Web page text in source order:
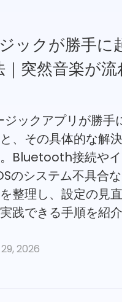
ックが勝手に
突然音楽が
ックアプリが勝手
、その具体的な解
Bluetooth接続や
のシステム不具合
整理し、設定の見
践できる手順を紹
2026